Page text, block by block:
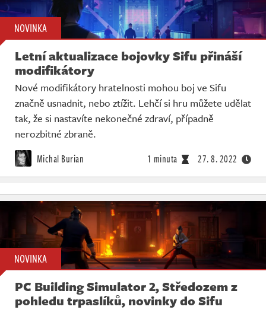
NOVINKA
Letní aktualizace bojovky Sifu přináší
modifikátory
Nové modifikátory hratelnosti mohou boj ve Sifu
značně usnadnit, nebo ztížit. Lehčí si hru můžete udělat
tak, že si nastavíte nekonečné zdraví, případně
nerozbitné zbraně.
Michal Burian 1 minuta 27. 8. 2022
NOVINKA
PC Building Simulator 2, Středozem z
pohledu trpaslíků, novinky do Sifu